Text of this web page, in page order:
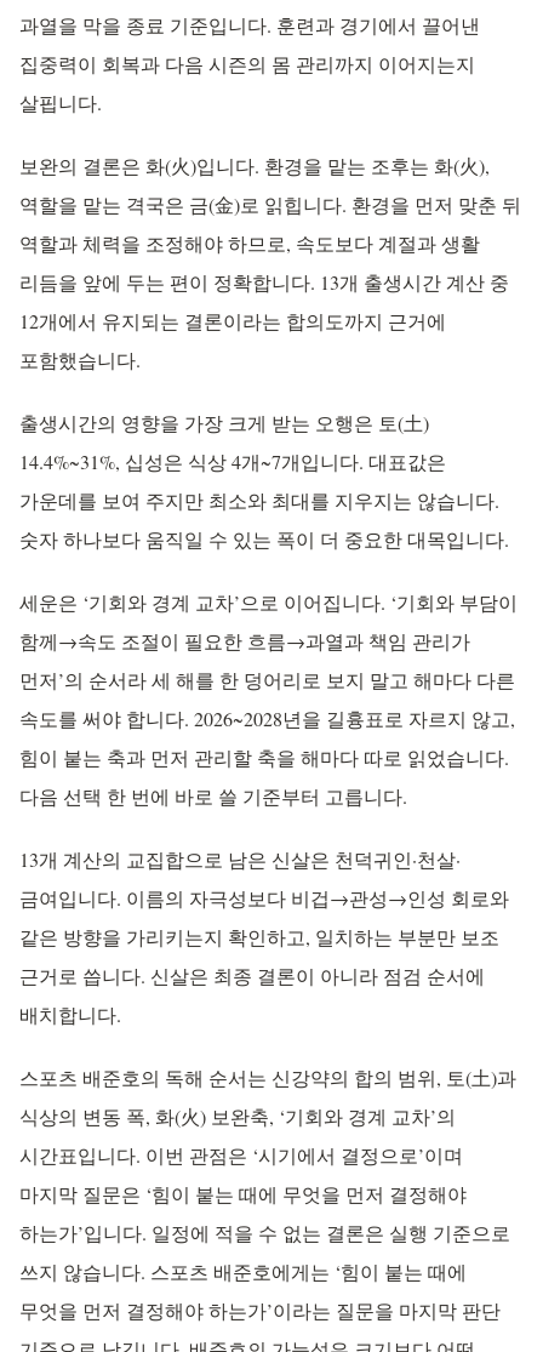
과열을 막을 종료 기준입니다. 훈련과 경기에서 끌어낸
집중력이 회복과 다음 시즌의 몸 관리까지 이어지는지
살핍니다.
보완의 결론은 화(火)입니다. 환경을 맡는 조후는 화(火),
역할을 맡는 격국은 금(金)로 읽힙니다. 환경을 먼저 맞춘 뒤
역할과 체력을 조정해야 하므로, 속도보다 계절과 생활
리듬을 앞에 두는 편이 정확합니다. 13개 출생시간 계산 중
12개에서 유지되는 결론이라는 합의도까지 근거에
포함했습니다.
출생시간의 영향을 가장 크게 받는 오행은 토(土)
14.4%~31%, 십성은 식상 4개~7개입니다. 대표값은
가운데를 보여 주지만 최소와 최대를 지우지는 않습니다.
숫자 하나보다 움직일 수 있는 폭이 더 중요한 대목입니다.
세운은 ‘기회와 경계 교차’으로 이어집니다. ‘기회와 부담이
함께→속도 조절이 필요한 흐름→과열과 책임 관리가
먼저’의 순서라 세 해를 한 덩어리로 보지 말고 해마다 다른
속도를 써야 합니다. 2026~2028년을 길흉표로 자르지 않고,
힘이 붙는 축과 먼저 관리할 축을 해마다 따로 읽었습니다.
다음 선택 한 번에 바로 쓸 기준부터 고릅니다.
13개 계산의 교집합으로 남은 신살은 천덕귀인·천살·
금여입니다. 이름의 자극성보다 비겁→관성→인성 회로와
같은 방향을 가리키는지 확인하고, 일치하는 부분만 보조
근거로 씁니다. 신살은 최종 결론이 아니라 점검 순서에
배치합니다.
스포츠 배준호의 독해 순서는 신강약의 합의 범위, 토(土)과
식상의 변동 폭, 화(火) 보완축, ‘기회와 경계 교차’의
시간표입니다. 이번 관점은 ‘시기에서 결정으로’이며
마지막 질문은 ‘힘이 붙는 때에 무엇을 먼저 결정해야
하는가’입니다. 일정에 적을 수 없는 결론은 실행 기준으로
쓰지 않습니다. 스포츠 배준호에게는 ‘힘이 붙는 때에
무엇을 먼저 결정해야 하는가’이라는 질문을 마지막 판단